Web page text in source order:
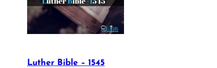
Luther Bible – 1545